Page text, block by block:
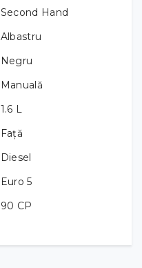
Second Hand
Albastru
Negru
Manuală
1.6 L
Față
Diesel
Euro 5
90 CP